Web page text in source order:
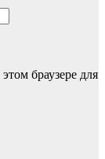
браузере для